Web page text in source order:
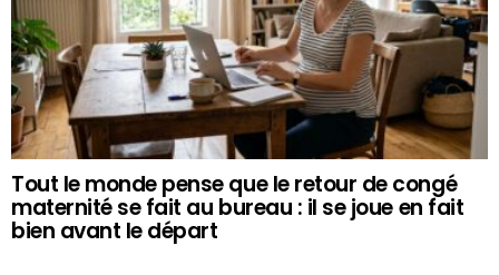
Tout le monde pense que le retour de congé
maternité se fait au bureau : il se joue en fait
bien avant le départ